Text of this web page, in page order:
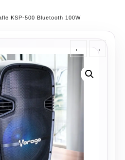
KSP-500 Bluetooth 100W
← →